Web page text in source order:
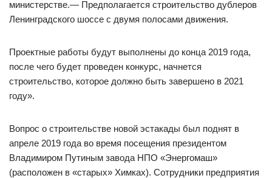
министерстве.— Предполагается строительство дублеров
Ленинградского шоссе с двумя полосами движения.
Проектные работы будут выполнены до конца 2019 года,
после чего будет проведен конкурс, начнется
строительство, которое должно быть завершено в 2021
году».
Вопрос о строительстве новой эстакады был поднят в
апреле 2019 года во время посещения президентом
Владимиром Путиным завода НПО «Энергомаш»
(расположен в «старых» Химках). Сотрудники предприятия